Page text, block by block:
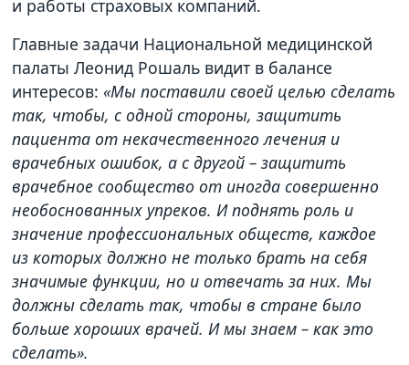
и работы страховых компаний.
Главные задачи Национальной медицинской
палаты Леонид Рошаль видит в балансе
интересов: «Мы поставили своей целью сделать
так, чтобы, с одной стороны, защитить
пациента от некачественного лечения и
врачебных ошибок, а с другой – защитить
врачебное сообщество от иногда совершенно
необоснованных упреков. И поднять роль и
значение профессиональных обществ, каждое
из которых должно не только брать на себя
значимые функции, но и отвечать за них. Мы
должны сделать так, чтобы в стране было
больше хороших врачей. И мы знаем – как это
сделать».